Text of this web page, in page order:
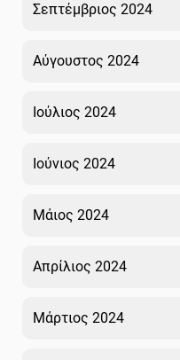
Σεπτέμβριος 2024
Αύγουστος 2024
Ιούλιος 2024
Ιούνιος 2024
Μάιος 2024
Απρίλιος 2024
Μάρτιος 2024